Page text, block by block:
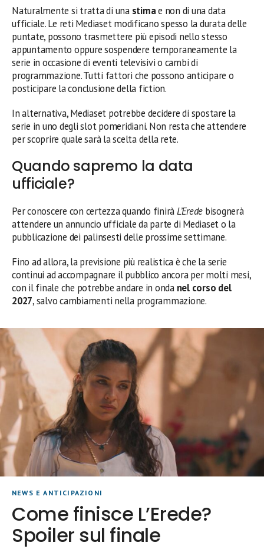
Naturalmente si tratta di una stimae non di una data
ufficiale. Le reti Mediaset modificano spesso la durata delle
puntate, possono trasmettere più episodi nello stesso
appuntamento oppure sospendere temporaneamente la
serie in occasione di eventi televisivi o cambi di
programmazione. Tutti fattori che possono anticipare o
posticipare la conclusione della fiction.
In alternativa, Mediaset potrebbe decidere di spostare la
serie in uno degli slot pomeridiani. Non resta che attendere
per scoprire quale sarà la scelta della rete.
Quando sapremo la data
ufficiale?
Per conoscere con certezza quando finiràL’Erede bisognerà
attendere un annuncio ufficiale da parte di Mediaset o la
pubblicazione dei palinsesti delle prossime settimane.
Fino ad allora, la previsione più realistica è che la serie
continui ad accompagnare il pubblico ancora per molti mesi,
con il finale che potrebbe andare in onda nel corso del
2027, salvo cambiamenti nella programmazione.
NEWS E ANTICIPAZIONI
Come finisce L’Erede?
Spoiler sul finale